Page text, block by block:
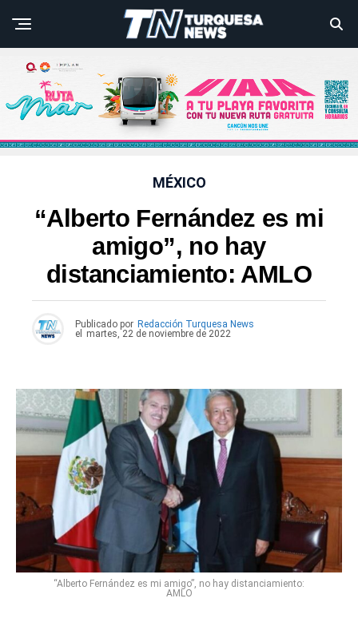
MÉXICO
“Alberto Fernández es mi
amigo”, no hay
distanciamiento: AMLO
Publicado por Redacción Turquesa News
el
martes, 22 de noviembre de 2022
“Alberto Fernández es mi amigo”, no hay distanciamiento:
AMLO